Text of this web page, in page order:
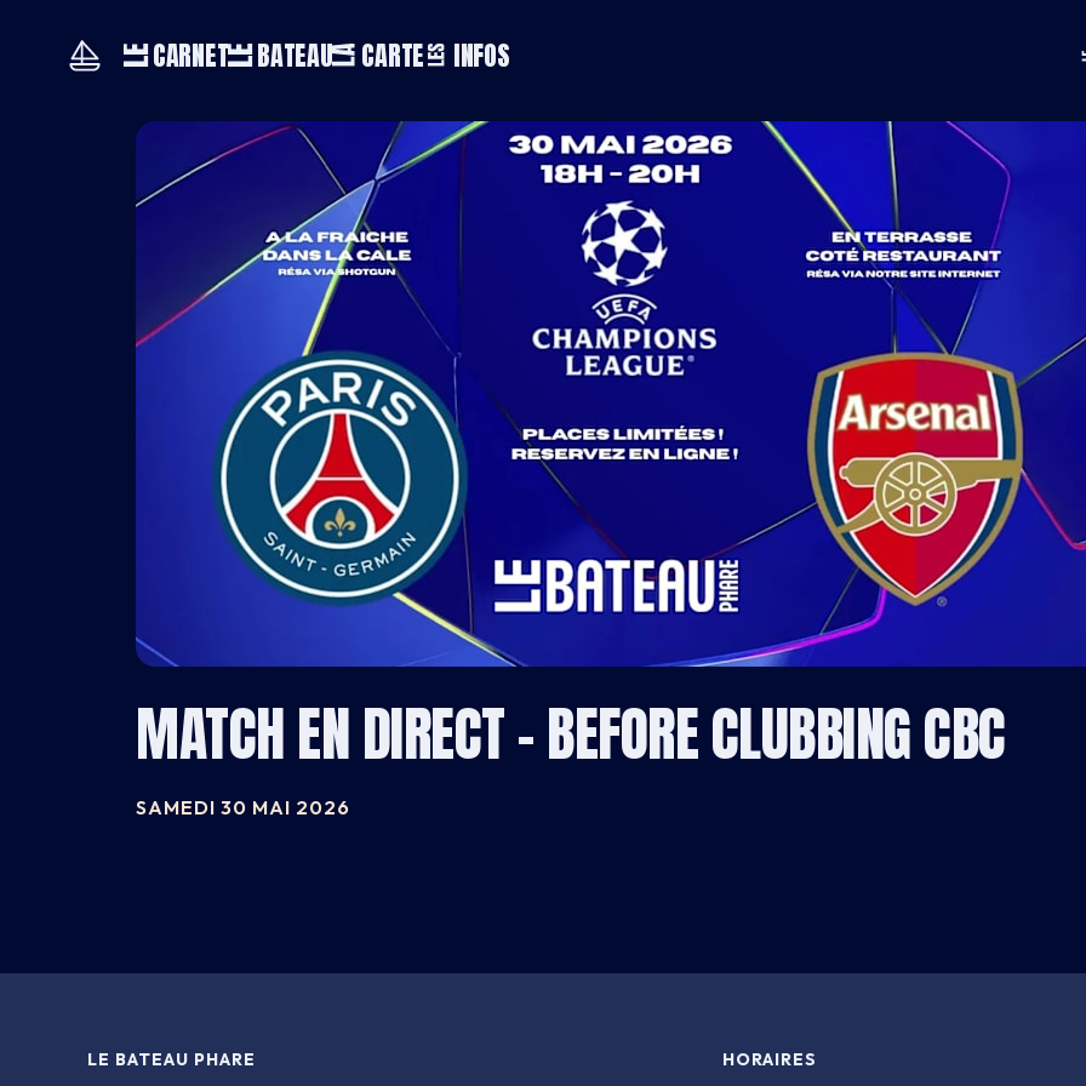
CARNET BATEAU CARTE INFOS
CARNET
CARTE
INFOS
MATCH EN DIRECT – BEFORE CLUBBING CBC
SAMEDI 30 MAI 2026
LE BATEAU PHARE HORAIRES